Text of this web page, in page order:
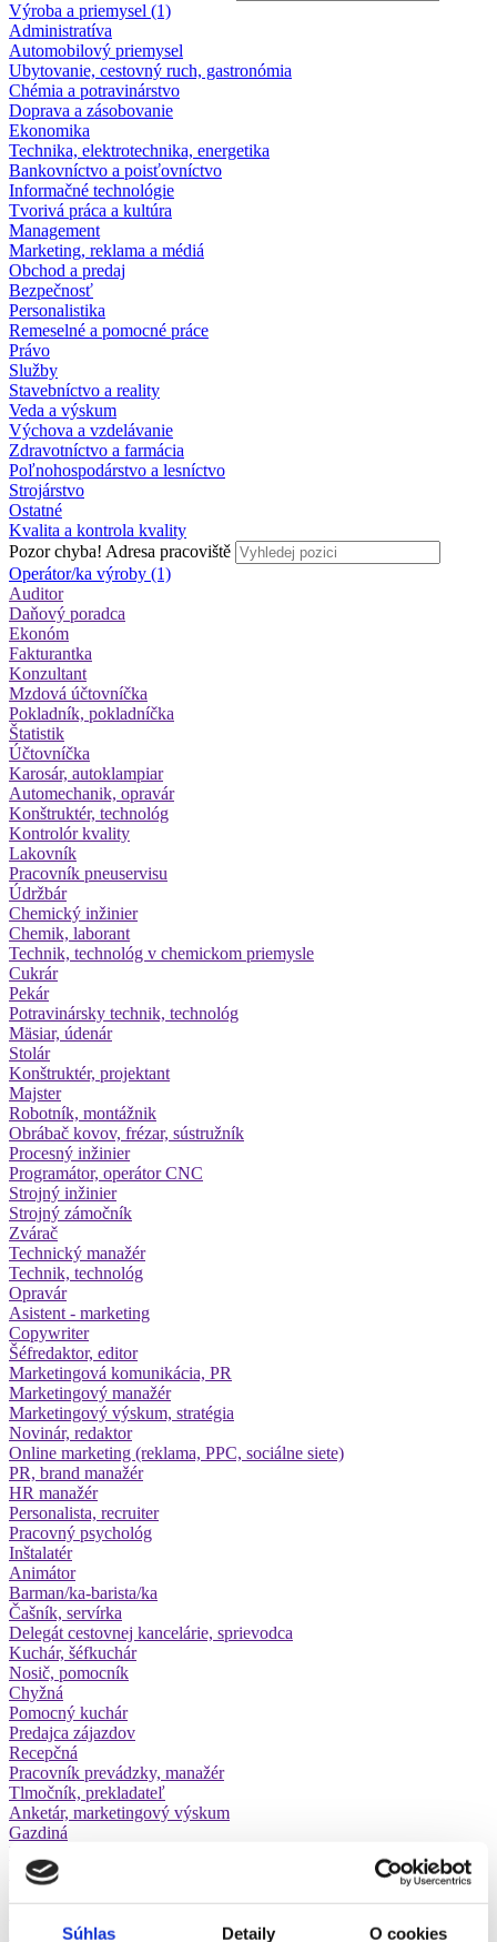
Súhlas Detaily O cookies
Výroba a priemysel (1)
Administratíva
Automobilový priemysel
Ubytovanie, cestovný ruch, gastronómia
Chémia a potravinárstvo
Doprava a zásobovanie
Ekonomika
Technika, elektrotechnika, energetika
Bankovníctvo a poisťovníctvo
Informačné technológie
Tvorivá práca a kultúra
Management
Marketing, reklama a médiá
Obchod a predaj
Bezpečnosť
Personalistika
Remeselné a pomocné práce
Právo
Služby
Stavebníctvo a reality
Veda a výskum
Výchova a vzdelávanie
Zdravotníctvo a farmácia
Poľnohospodárstvo a lesníctvo
Strojárstvo
Ostatné
Kvalita a kontrola kvality
Pozor chyba! Adresa pracoviště
Operátor/ka výroby (1)
Auditor
Daňový poradca
Ekonóm
Fakturantka
Konzultant
Mzdová účtovníčka
Pokladník, pokladníčka
Štatistik
Účtovníčka
Karosár, autoklampiar
Automechanik, opravár
Konštruktér, technológ
Kontrolór kvality
Lakovník
Pracovník pneuservisu
Údržbár
Chemický inžinier
Chemik, laborant
Technik, technológ v chemickom priemysle
Cukrár
Pekár
Potravinársky technik, technológ
Mäsiar, údenár
Stolár
Konštruktér, projektant
Majster
Robotník, montážnik
Obrábač kovov, frézar, sústružník
Procesný inžinier
Programátor, operátor CNC
Strojný inžinier
Strojný zámočník
Zvárač
Technický manažér
Technik, technológ
Opravár
Asistent - marketing
Copywriter
Šéfredaktor, editor
Marketingová komunikácia, PR
Marketingový manažér
Marketingový výskum, stratégia
Novinár, redaktor
Online marketing (reklama, PPC, sociálne siete)
PR, brand manažér
HR manažér
Personalista, recruiter
Pracovný psychológ
Inštalatér
Animátor
Barman/ka-barista/ka
Čašník, servírka
Delegát cestovnej kancelárie, sprievodca
Kuchár, šéfkuchár
Nosič, pomocník
Chyžná
Pomocný kuchár
Predajca zájazdov
Recepčná
Pracovník prevádzky, manažér
Tlmočník, prekladateľ
Anketár, marketingový výskum
Gazdiná
Práca z domova
Práca na záhrade
Autoelektrikár